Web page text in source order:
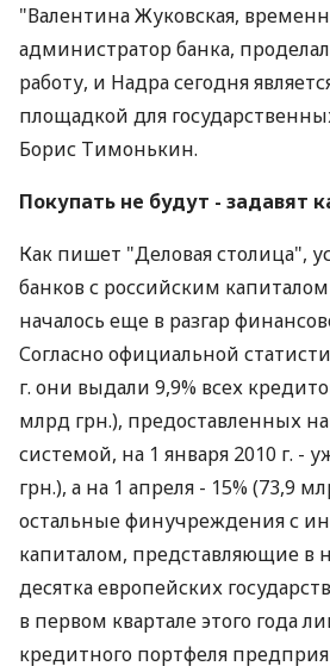
"Валентина Жуковская,
администратор банка,
работу, и Надра сегодня
площадкой для
Борис Тимонькин.
Покупать не будут - задавят
Как пишет "Деловая столица",
банков с российским
началось еще в разгар
Согласно официальной
г. они выдали 9,9% всех
млрд грн.), предоставленных
системой, на 1 января 2010 г. -
грн.), а на 1 апреля - 15% (73,9
остальные финучреждения с
капиталом, представляющие в
десятка европейских
в первом квартале этого года
кредитного портфеля